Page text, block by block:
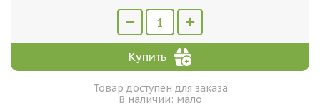
Купить
Товар доступен для заказа
В наличии: мало